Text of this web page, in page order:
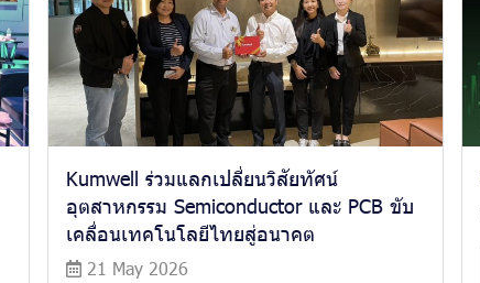
Kumwell ร่วมแลกเปลี่ยนวิสัยทัศน์
อุตสาหกรรม Semiconductor และ PCB ขับ
เคลื่อนเทคโนโลยีไทยสู่อนาคต
21 May 2026